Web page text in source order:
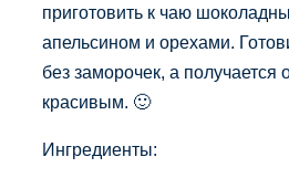
приготовить к чаю
апельсином и орехами.
без заморочек, а получается
красивым. 🙂
Ингредиенты: